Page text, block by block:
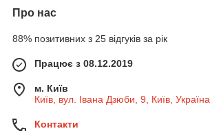
Про нас
88% позитивних з 25 відгуків за рік
Працює з 08.12.2019
м. Київ
Київ, вул. Івана Дзюби, 9, Київ, Україна
Контакти